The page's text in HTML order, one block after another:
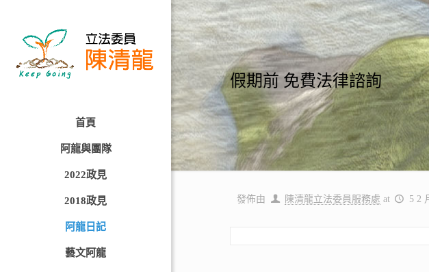
首頁
阿龍與團隊
2022政見
2018政見
阿龍日記
藝文阿龍
假期前 免費法律諮詢
發佈由 陳清龍立法委員服務處 at 5 2